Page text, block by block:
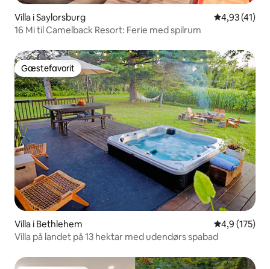
Villa i Saylorsburg 4,93 ud af 5
4,93 (41)
16 Mi til Camelback Resort: Ferie med spilrum
Gæstefavorit
Gæstefavorit
Villa i Bethlehem 4,9 ud af 5 i
4,9 (175)
Villa på landet på 13 hektar med udendørs spabad